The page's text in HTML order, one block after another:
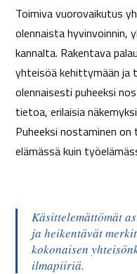
Toimiva vuorovaikutus
olennaista hyvinvoinnin,
kannalta. Rakentava
yhteisöä kehittymään ja
olennaisesti puheeksi
tietoa, erilaisia
Puheeksi nostaminen
elämässä kuin
Käsittelemättömät
ja heikentävät
kokonaisen
ilmapiiriä.